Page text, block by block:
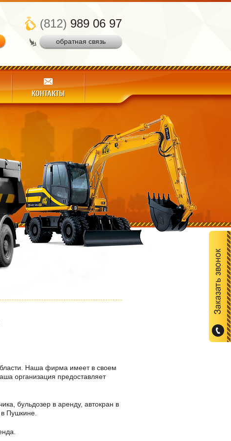
(812) 989 06 97
обратная связь
КОНТАКТЫ
Наша фирма имеет в своем
организация предоставляет
бульдозер в аренду, автокран в
Пушкине